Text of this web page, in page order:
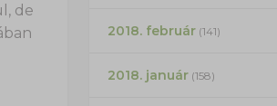
de
2018. február(141)
2018. január(158)